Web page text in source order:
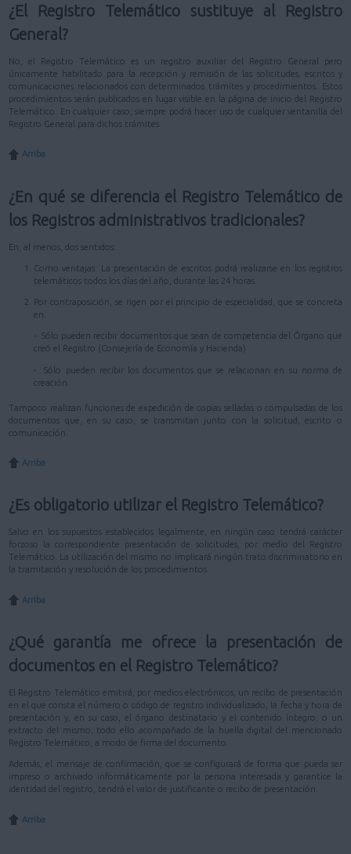
¿El Registro Telemático sustituye al Registro
General?
No, el Registro Telemático es un registro auxiliar del Registro General pero
únicamente habilitado para la recepción y remisión de las solicitudes, escritos y
comunicaciones relacionados con determinados trámites y procedimientos. Estos
procedimientos serán publicados en lugar visible en la página de inicio del Registro
Telemático. En cualquier caso, siempre podrá hacer uso de cualquier ventanilla del
Registro General para dichos trámites.
Arriba
¿En qué se diferencia el Registro Telemático de
los Registros administrativos tradicionales?
En, al menos, dos sentidos:
Como ventajas: La presentación de escritos podrá realizarse en los registros
telemáticos todos los días del año, durante las 24 horas.
Por contraposición, se rigen por el principio de especialidad, que se concreta
en:
- Sólo pueden recibir documentos que sean de competencia del Órgano que
creó el Registro (Consejería de Economía y Hacienda)
- Sólo pueden recibir los documentos que se relacionan en su norma de
creación.
Tampoco realizan funciones de expedición de copias selladas o compulsadas de los
documentos que, en su caso, se transmitan junto con la solicitud, escrito o
comunicación.
Arriba
¿Es obligatorio utilizar el Registro Telemático?
Salvo en los supuestos establecidos legalmente, en ningún caso tendrá carácter
forzoso la correspondiente presentación de solicitudes, por medio del Registro
Telemático. La utilización del mismo no implicará ningún trato discriminatorio en
la tramitación y resolución de los procedimientos.
Arriba
¿Qué garantía me ofrece la presentación de
documentos en el Registro Telemático?
El Registro Telemático emitirá, por medios electrónicos, un recibo de presentación
en el que consta el número o código de registro individualizado, la fecha y hora de
presentación y, en su caso, el órgano destinatario y el contenido íntegro, o un
extracto del mismo, todo ello acompañado de la huella digital del mencionado
Registro Telemático, a modo de firma del documento.
Además, el mensaje de confirmación, que se configurará de forma que pueda ser
impreso o archivado informáticamente por la persona interesada y garantice la
identidad del registro, tendrá el valor de justificante o recibo de presentación.
Arriba